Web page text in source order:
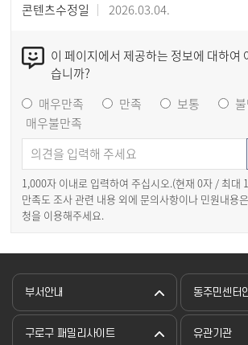
콘텐츠수정일
2026.03.04.
이 페이지에서 제공하는 정보에 대하여
습니까?
매우만족
만족 보통
매우불만족
1,000자 이내로 입력하여 주십시오.(현재 0자 / 최대
만족도 조사 관련 내용 외에 문의사항이나 민원내용
청을 이용해주세요.
부서안내 동주민센터
구로구 패밀리사이트 유관기관